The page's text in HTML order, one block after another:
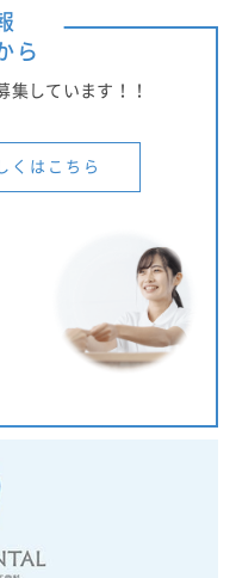
ら
集しています！！
くはこちら